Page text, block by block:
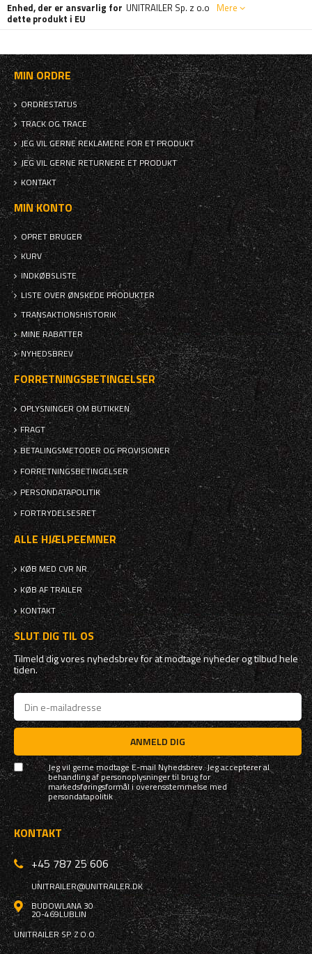
Enhed, der er ansvarlig for
dette produkt i EU
UNITRAILER Sp. z o.o Mere
MIN ORDRE
ORDRESTATUS
TRACK OG TRACE
JEG VIL GERNE REKLAMERE FOR ET PRODUKT
JEG VIL GERNE RETURNERE ET PRODUKT
KONTAKT
MIN KONTO
OPRET BRUGER
KURV
INDKØBSLISTE
LISTE OVER ØNSKEDE PRODUKTER
TRANSAKTIONSHISTORIK
MINE RABATTER
NYHEDSBREV
FORRETNINGSBETINGELSER
OPLYSNINGER OM BUTIKKEN
FRAGT
BETALINGSMETODER OG PROVISIONER
FORRETNINGSBETINGELSER
PERSONDATAPOLITIK
FORTRYDELSESRET
ALLE HJÆLPEEMNER
KØB MED CVR NR.
KØB AF TRAILER
KONTAKT
SLUT DIG TIL OS
Tilmeld dig vores nyhedsbrev for at modtage nyheder og tilbud hele
tiden.
ANMELD DIG
Jeg vil gerne modtage E-mail Nyhedsbrev. Jeg accepterer al
behandling af personoplysninger til brug for
markedsføringsformål i overensstemmelse med
persondatapolitik
KONTAKT
+45 787 25 606
UNITRAILER@UNITRAILER.DK
BUDOWLANA 30
20-469LUBLIN
UNITRAILER SP. Z O.O.